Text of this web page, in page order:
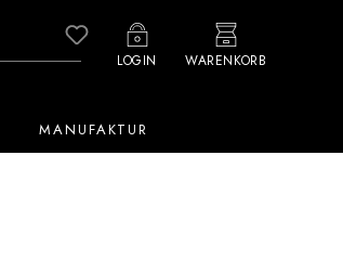
Du hast 0 Produkte auf dem
LOGIN WARENKORB
MANUFAKTUR